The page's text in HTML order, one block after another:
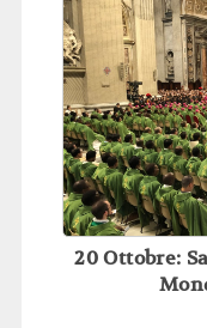
20 Ottobre: